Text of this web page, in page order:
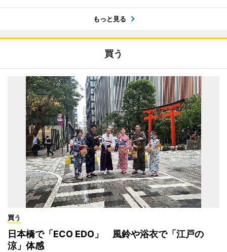
もっと見る
買う
買う
日本橋で「ECO EDO」 風鈴や浴衣で「江戸の
涼」体感